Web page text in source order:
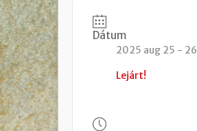
Dátum
2025 aug 25 - 26
Lejárt!